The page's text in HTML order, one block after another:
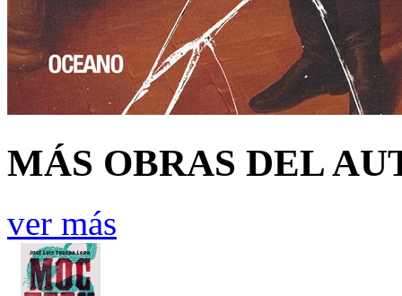
MÁS OBRAS DEL
ver más